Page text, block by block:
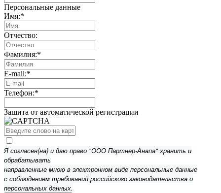
Персональные данные
Имя:*
Отчество:
Фамилия:*
E-mail:*
Телефон:*
Защита от автоматической регистрации
Я согласен(на) и даю право "ООО Партнер-Анапа" хранить и
обрабатывать
направленные мною в электронном виде персональные данные
с соблюдением требований российского законодательства о
персональных данных.